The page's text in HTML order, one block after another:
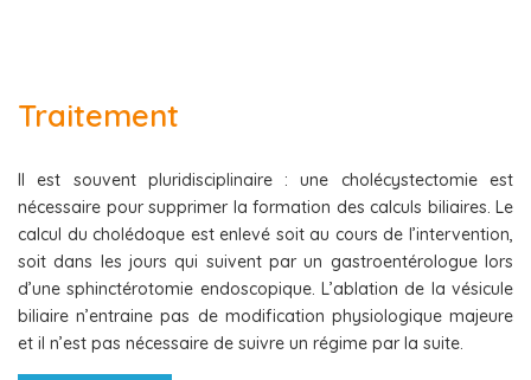
Traitement
Il est souvent pluridisciplinaire : une cholécystectomie est
nécessaire pour supprimer la formation des calculs biliaires. Le
calcul du cholédoque est enlevé soit au cours de l’intervention,
soit dans les jours qui suivent par un gastroentérologue lors
d’une sphinctérotomie endoscopique. L’ablation de la vésicule
biliaire n’entraine pas de modification physiologique majeure
et il n’est pas nécessaire de suivre un régime par la suite.